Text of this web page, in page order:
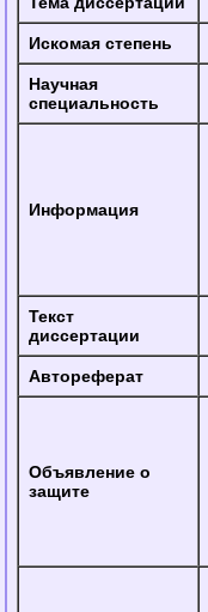
Искомая степень
Научная
специальность
Информация
Текст
диссертации
Автореферат
Объявление о
защите